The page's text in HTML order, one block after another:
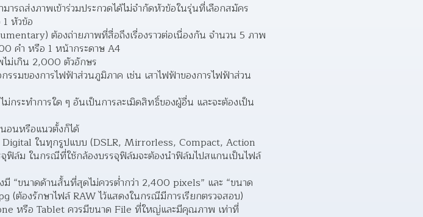
รถส่งภาพเข้าร่วมประกวดได้ไม่จำกัดหัวข้อในรุ่นที่เลือกสมัคร
หัวข้อ
ต้องถ่ายภาพที่สื่อถึงเรื่องราวต่อเนื่องกัน จำนวน 5 ภาพ
คำ หรือ 1 หน้ากระดาษ A4
ม่เกิน 2,000 ตัวอักษร
มของการไฟฟ้าส่วนภูมิภาค เช่น เสาไฟฟ้าของการไฟฟ้าส่วน
กระทำการใด ๆ อันเป็นการละเมิดสิทธิ์ของผู้อื่น และจะต้องเป็น
อนหรือแนวตั้งก็ได้
Digital ในทุกรูปแบบ (DSLR, Mirrorless, Compact, Action
ล์ม ในกรณีที่ใช้กล้องบรรจุฟิล์มจะต้องนำฟิล์มไปสแกนเป็นไฟล์
“ขนาดด้านสั้นที่สุดไม่ควรต่ำกว่า 2,400 pixels” และ “ขนาด
(ต้องรักษาไฟล์ RAW ไว้แสดงในกรณีมีการเรียกตรวจสอบ)
หรือ Tablet ควรมีขนาด File ที่ใหญ่และมีคุณภาพ เท่าที่